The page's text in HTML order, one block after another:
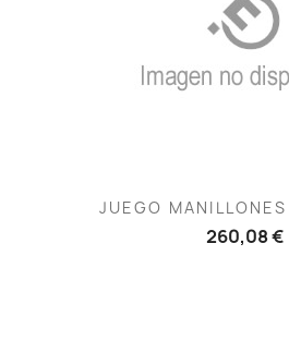
JUEGO
260,08 €